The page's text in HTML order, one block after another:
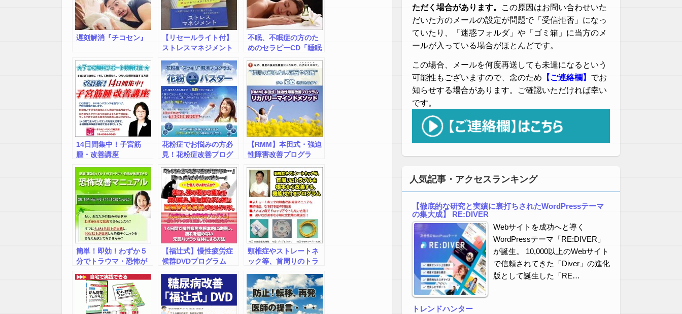
遅刻解消『チコセン』
【リセールライト付】
ストレスマネジメント
不眠、不眠症の方のた
めのセラピーCD「睡眠
14日間集中！子宮筋
腫・改善講座
花粉症でお悩みの方必
見！花粉症改善プログ
ー」 【公式サイト】
【RMM】本田式・強迫
性障害改善プログラ
ドメソッド
簡単！即効！わずか５
分でトラウマ・恐怖が
マニュアル（DVD教
材）】 無料電話サポ
ート＆返金保証付き
【福辻式】慢性疲労症
候群DVDプログラム
頸椎症やストレートネ
ック等、首周りのトラ
る、機能枕付きプログ
ラム
ただく場合があります。
この原因はお問い合わせいた
だいた方のメールの設定が問題で「受信拒否」になっ
ていたり、「迷惑フォルダ」や「ゴミ箱」に当方のメ
ールが入っている場合がほとんどです。
この場合、メールを何度再送しても未達になるという
可能性もございますので、念のため 【ご連絡欄】 でお
知らせする場合があります。ご確認いただければ幸い
です。
人気記事・アクセスランキング
【徹底的な研究と実績に裏打ちされたWordPressテーマ
の集大成】 RE:DIVER
Webサイトを成功へと導く
WordPressテーマ「RE:DIVER」
が誕生。 10,000以上のWebサイト
で信頼されてきた「Diver」の進化
版として誕生した「RE…
トレンドハンター